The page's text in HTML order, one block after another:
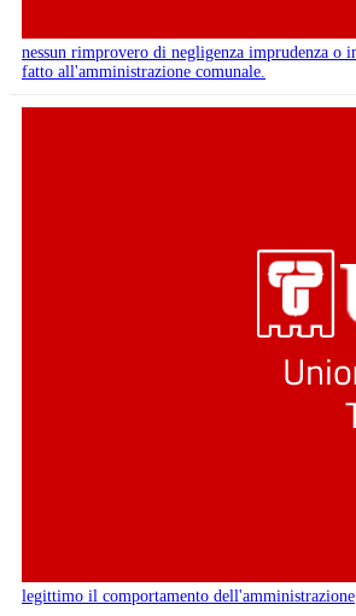
nessun rimprovero di negligenza imprudenza o
fatto all'amministrazione comunale.
legittimo il comportamento dell'amministrazione